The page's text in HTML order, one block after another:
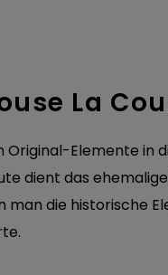
La
Original-Elemente
dient das
die historische